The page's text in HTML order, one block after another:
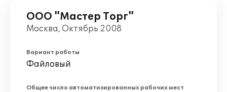
ООО "Мастер Торг"
Москва, Октябрь 2008
Вариант работы
Файловый
Общее число автоматизированных рабочих мест